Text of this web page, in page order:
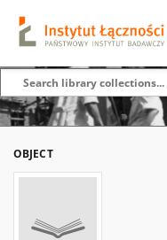
OBJECT